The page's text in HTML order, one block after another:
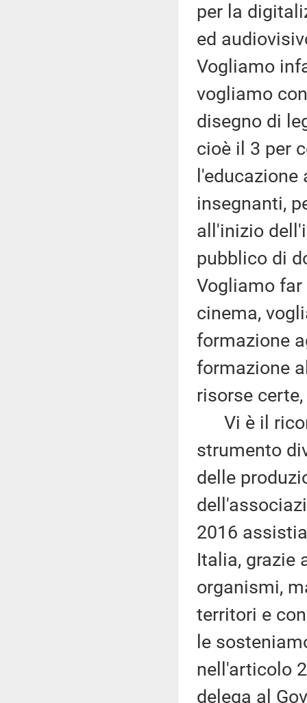
per la
ed
Vogliamo
vogliamo
disegno di
cioè il 3 per
insegnanti,
all'inizio
pubblico di
Vogliamo
cinema,
formazione
formazione
risorse
Vi è il
strumento
delle
2016
Italia, grazie
organismi,
territori e
le
nell'articolo
delega al